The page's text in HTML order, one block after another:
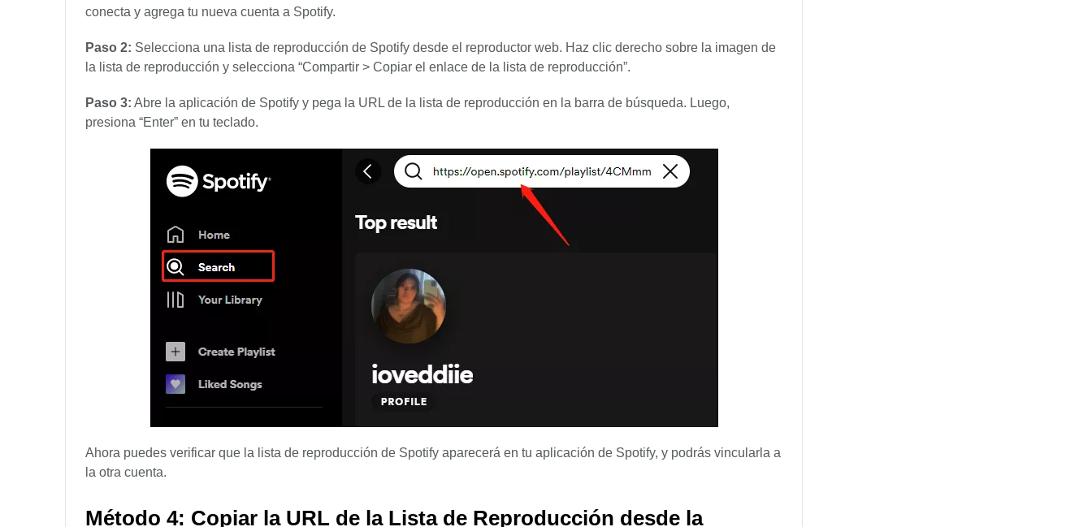
conecta y agrega tu nueva cuenta a Spotify.
Paso 2: Selecciona una lista de reproducción de Spotify desde el reproductor web. Haz clic derecho sobre la imagen de
la lista de reproducción y selecciona “Compartir > Copiar el enlace de la lista de reproducción”.
Paso 3: Abre la aplicación de Spotify y pega la URL de la lista de reproducción en la barra de búsqueda. Luego,
presiona “Enter” en tu teclado.
Ahora puedes verificar que la lista de reproducción de Spotify aparecerá en tu aplicación de Spotify, y podrás vincularla a
la otra cuenta.
Método 4: Copiar la URL de la Lista de Reproducción desde la